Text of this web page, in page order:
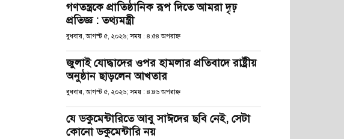
গণতন্ত্রকে প্রাতিষ্ঠানিক রূপ দিতে আমরা দৃঢ়
প্রতিজ্ঞ : তথ্যমন্ত্রী
বুধবার, আগস্ট ৫, ২০২৬; সময় : ৪:৫৪ অপরাহ্ণ
জুলাই যোদ্ধাদের ওপর হামলার প্রতিবাদে রাষ্ট্রীয়
অনুষ্ঠান ছাড়লেন আখতার
বুধবার, আগস্ট ৫, ২০২৬; সময় : ৪:৪৬ অপরাহ্ণ
যে ডকুমেন্টারিতে আবু সাঈদের ছবি নেই, সেটা
কোনো ডকুমেন্টারি নয়